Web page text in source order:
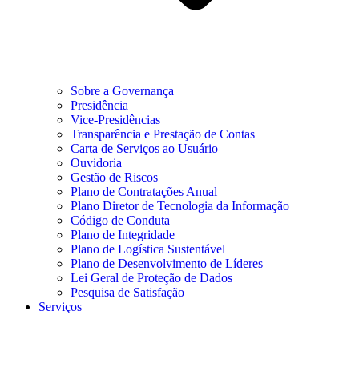
Sobre a Governança
Presidência
Vice-Presidências
Transparência e Prestação de Contas
Carta de Serviços ao Usuário
Ouvidoria
Gestão de Riscos
Plano de Contratações Anual
Plano Diretor de Tecnologia da Informação
Código de Conduta
Plano de Integridade
Plano de Logística Sustentável
Plano de Desenvolvimento de Líderes
Lei Geral de Proteção de Dados
Pesquisa de Satisfação
Serviços